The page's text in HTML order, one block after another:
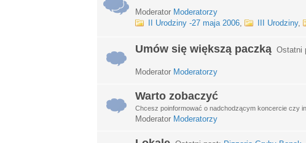
Moderator Moderatorzy
II Urodziny -27 maja 2006, III Urodziny,
Umów się większą paczką Ostatni
Moderator Moderatorzy
Warto zobaczyć
Chcesz poinformować o nadchodzącym koncercie czy
Moderator Moderatorzy